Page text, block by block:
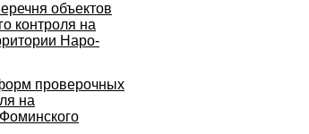
объектов
контроля на
Наро-
проверочных
на